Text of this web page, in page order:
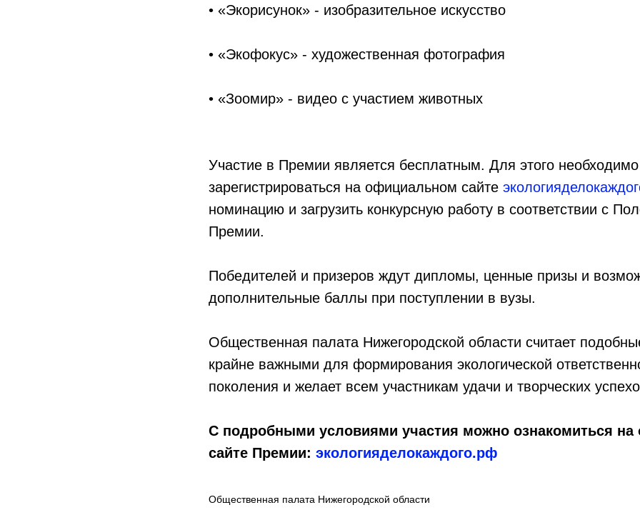
• «Экорисунок» - изобразительное искусство
• «Экофокус» - художественная фотография
• «Зоомир» - видео с участием животных
Участие в Премии является бесплатным. Для этого необходимо
зарегистрироваться на официальном сайте
номинацию и загрузить конкурсную работу в соответствии с
Премии.
Победителей и призеров ждут дипломы, ценные призы и
дополнительные баллы при поступлении в вузы.
Общественная палата Нижегородской области считает
крайне важными для формирования экологической
поколения и желает всем участникам удачи и творческих
С подробными условиями участия можно ознакомиться
сайте Премии: экологияделокаждого.рф
Общественная палата Нижегородской области